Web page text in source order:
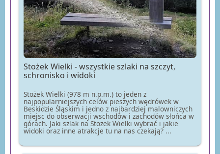
Stożek Wielki - wszystkie szlaki na szczyt,
schronisko i widoki
Stożek Wielki (978 m n.p.m.) to jeden z
najpopularniejszych celów pieszych wędrówek w
Beskidzie Śląskim i jedno z najbardziej malowniczych
miejsc do obserwacji wschodów i zachodów słońca w
górach. Jaki szlak na Stożek Wielki wybrać i jakie
widoki oraz inne atrakcje tu na nas czekają? ...